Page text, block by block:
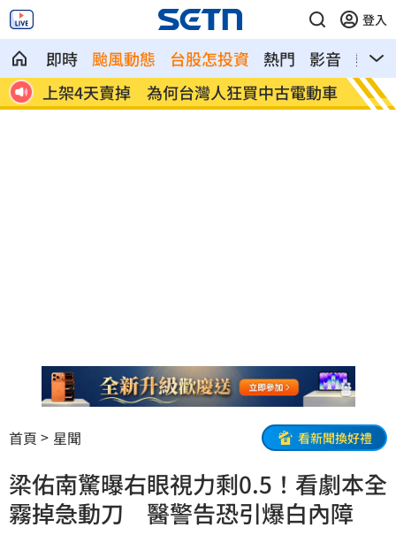
登入
即時 颱風動態 台股怎投資 熱門 影音
熱搜
場
上架4天賣掉 為何台灣人狂買中古電動車 昔暴
曝
首頁 星聞 看新聞換好禮
梁佑南驚曝右眼視力剩0.5！看劇本全
霧掉急動刀 醫警告恐引爆白內障